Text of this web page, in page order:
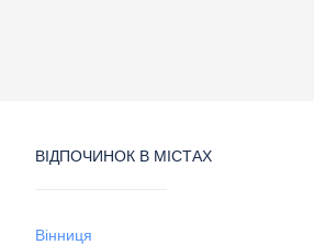
ВІДПОЧИНОК В МІСТАХ
Вінниця